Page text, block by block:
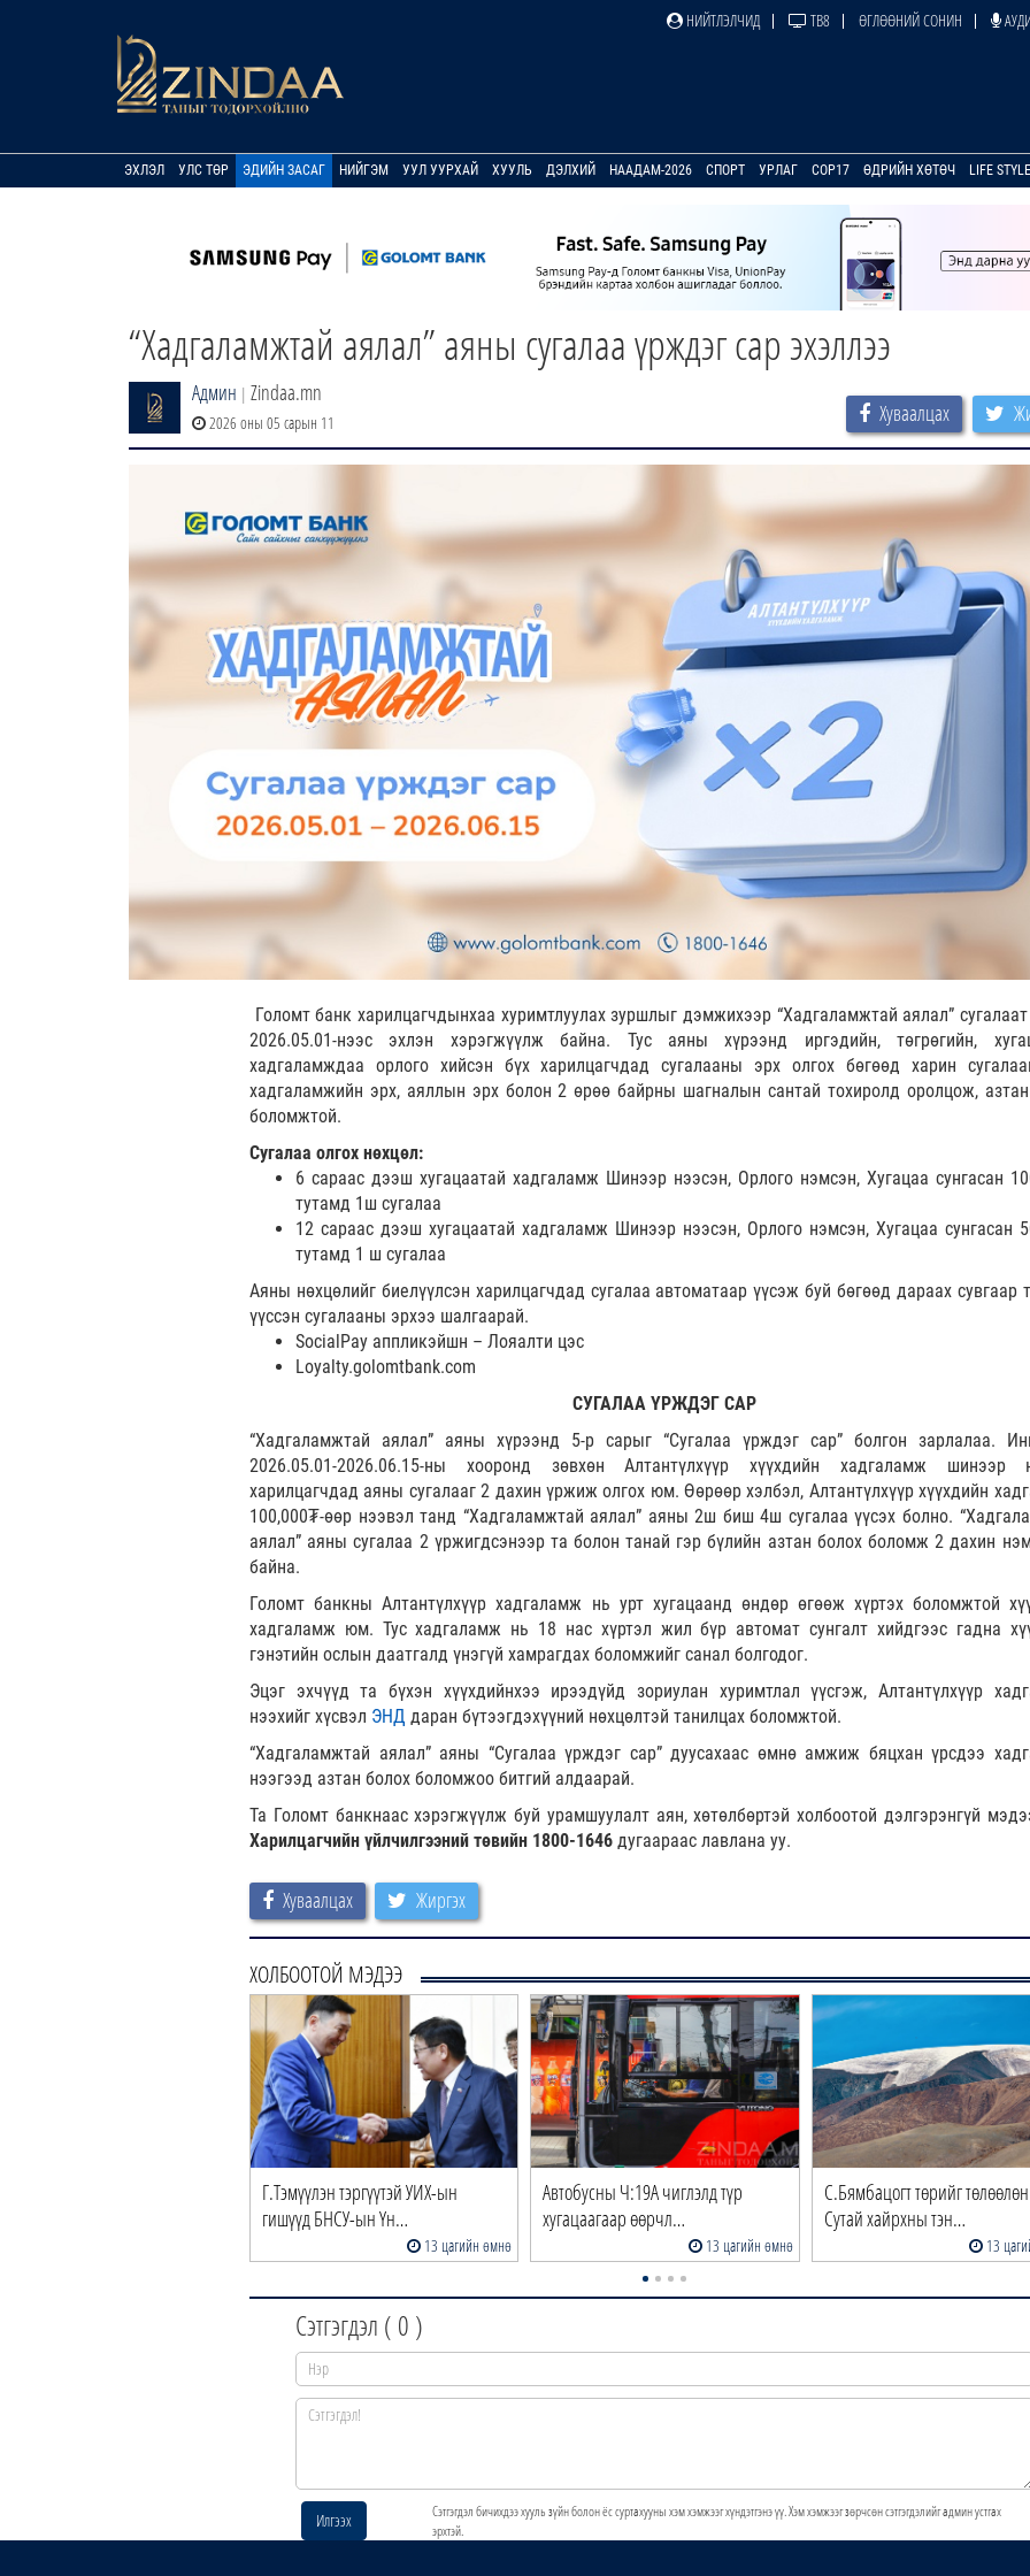
НИЙТЛЭЛЧИД ТВ8 ӨГЛӨӨНИЙ СОНИН
ЭХЛЭЛ УЛС ТӨР ЭДИЙН ЗАСАГ НИЙГЭМ УУЛ УУРХАЙ ХУУЛЬ ДЭЛХИЙ НААДАМ-2026 СПОРТ УРЛАГ COP17 ӨДРИЙН ХӨТӨЧ LIFE STYLE
“Хадгаламжтай аялал” аяны сугалаа үрждэг сар эхэллээ
Админ | Zindaa.mn
2026 оны 05 сарын 11 Хуваалцах
Голомт банк харилцагчдынхаа хуримтлуулах зуршлыг дэмжихээр “Хадгаламжтай аялал”
2026.05.01-нээс эхлэн хэрэгжүүлж байна. Тус аяны хүрээнд иргэдийн, төгрөгийн,
хадгаламждаа орлого хийсэн бүх харилцагчдад сугалааны эрх олгох бөгөөд харин
хадгаламжийн эрх, аяллын эрх болон 2 өрөө байрны шагналын сантай тохиролд оролцож,
боломжтой.
Сугалаа олгох нөхцөл:
6 сараас дээш хугацаатай хадгаламж Шинээр нээсэн, Орлого нэмсэн, Хугацаа сунгасан
тутамд 1ш сугалаа
12 сараас дээш хугацаатай хадгаламж Шинээр нээсэн, Орлого нэмсэн, Хугацаа сунгасан
тутамд 1 ш сугалаа
Аяны нөхцөлийг биелүүлсэн харилцагчдад сугалаа автоматаар үүсэж буй бөгөөд дараах сувгаар
үүссэн сугалааны эрхээ шалгаарай.
SocialPay аппликэйшн – Лояалти цэс
Loyalty.golomtbank.com
СУГАЛАА ҮРЖДЭГ САР
“Хадгаламжтай аялал” аяны хүрээнд 5-р сарыг “Сугалаа үрждэг сар” болгон зарлалаа.
2026.05.01-2026.06.15-ны хооронд зөвхөн Алтантүлхүүр хүүхдийн хадгаламж шинээр
харилцагчдад аяны сугалааг 2 дахин үржиж олгох юм. Өөрөөр хэлбэл, Алтантүлхүүр хүүхдийн
100,000₮-өөр нээвэл танд “Хадгаламжтай аялал” аяны 2ш биш 4ш сугалаа үүсэх болно.
аялал” аяны сугалаа 2 үржигдсэнээр та болон танай гэр бүлийн азтан болох боломж 2 дахин
байна.
Голомт банкны Алтантүлхүүр хадгаламж нь урт хугацаанд өндөр өгөөж хүртэх боломжтой
хадгаламж юм. Тус хадгаламж нь 18 нас хүртэл жил бүр автомат сунгалт хийдгээс гадна
гэнэтийн ослын даатгалд үнэгүй хамрагдах боломжийг санал болгодог.
Эцэг эхчүүд та бүхэн хүүхдийнхээ ирээдүйд зориулан хуримтлал үүсгэж, Алтантүлхүүр
нээхийг хүсвэл ЭНД даран бүтээгдэхүүний нөхцөлтэй танилцах боломжтой.
“Хадгаламжтай аялал” аяны “Сугалаа үрждэг сар” дуусахаас өмнө амжиж бяцхан үрсдээ
нээгээд азтан болох боломжоо битгий алдаарай.
Та Голомт банкнаас хэрэгжүүлж буй урамшуулалт аян, хөтөлбөртэй холбоотой дэлгэрэнгүй
Харилцагчийн үйлчилгээний төвийн 1800-1646 дугаараас лавлана уу.
Хуваалцах Жиргэх
ХОЛБООТОЙ МЭДЭЭ
Г.Тэмүүлэн тэргүүтэй УИХ-ын
гишүүд БНСУ-ын Үн…
13 цагийн өмнө
Автобусны Ч:19А чиглэлд түр
хугацаагаар өөрчл…
13 цагийн өмнө
С.Бямбацогт төрийг төлөөлөн
Сутай хайрхны тэн…
13
Сэтгэгдэл ( 0 )
Илгээх
Сэтгэгдэл бичихдээ хууль зүйн болон ёс суртахууны хэм хэмжээг хүндэтгэнэ үү. Хэм хэмжээг зөрчсөн сэтгэгдэлийг админ устгах
эрхтэй.